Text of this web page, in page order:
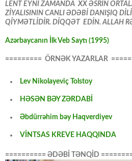
LENT EYNİ ZAMANDA XX ƏSRİN
ZİYALISININ CANLI ƏDƏBİ DANIŞIQ
QİYMƏTLİDİR. DİQQƏT EDİN. ALLAH
Azərbaycanın İlk Veb Saytı (1995)
========= ÖRNƏK YAZARLAR
Lev Nikolayeviç Tolstoy
HƏSƏN BƏY ZƏRDABİ
Əbdürrəhim bəy Haqverdiyev
VİNTSAS KREVE HAQQINDA
========== ƏDƏBİ TƏNQİD